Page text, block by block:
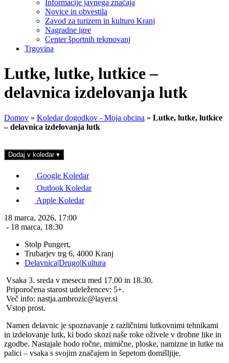
Informacije javnega značaja
Novice in obvestila
Zavod za turizem in kulturo Kranj
Nagradne igre
Center športnih tekmovanj
Trgovina
Lutke, lutke, lutkice –
delavnica izdelovanja lutk
Domov » Koledar dogodkov - Moja obcina » Lutke, lutke, lutkice
– delavnica izdelovanja lutk
Dodaj v koledar ▾
Google Koledar
Outlook Koledar
Apple Koledar
18 marca, 2026, 17:00
- 18 marca, 18:30
Stolp Pungert,
Trubarjev trg 6, 4000 Kranj
Delavnica|Drugo|Kultura
Vsaka 3. sreda v mesecu med 17.00 in 18.30.
Priporočena starost udeležencev: 5+.
Več info: nastja.ambrozic@layer.si
Vstop prost.
Namen delavnic je spoznavanje z različnimi lutkovnimi tehnikami
in izdelovanje lutk, ki bodo skozi naše roke oživele v drobne like in
zgodbe. Nastajale bodo ročne, mimične, ploske, namizne in lutke na
palici – vsaka s svojim značajem in šepetom domišljije.